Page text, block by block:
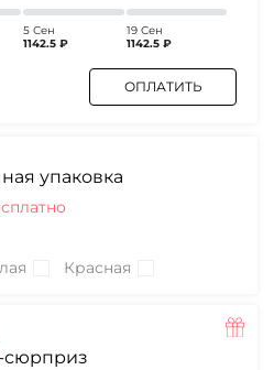
5 Сен
1142.5 ₽
19 Сен
1142.5 ₽
ОПЛАТИТЬ
упаковка
Красная
сюрприз